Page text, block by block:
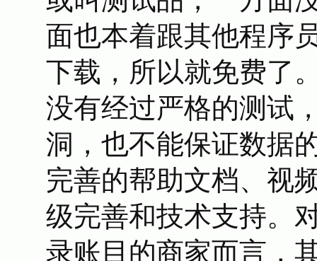
面也本着跟其他程序
下载，所以就免费了
没有经过严格的测试
洞，也不能保证数据
完善的帮助文档、视
级完善和技术支持。
录账目的商家而言，